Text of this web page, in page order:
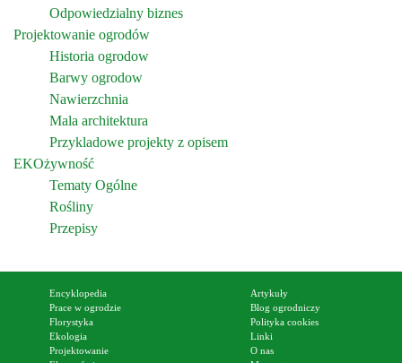
Odpowiedzialny biznes
Projektowanie ogrodów
Historia ogrodow
Barwy ogrodow
Nawierzchnia
Mala architektura
Przykladowe projekty z opisem
EKOżywność
Tematy Ogólne
Rośliny
Przepisy
Encyklopedia
Prace w ogrodzie
Florystyka
Ekologia
Projektowanie
Artykuły
Blog ogrodniczy
Polityka cookies
Linki
O nas